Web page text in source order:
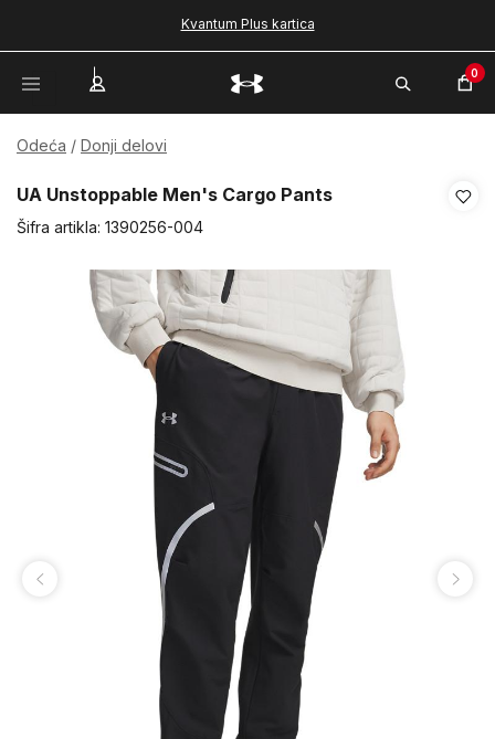
Kvantum Plus kartica
0
Odeća Donji delovi
UA Unstoppable Men's Cargo Pants
Šifra artikla: 1390256-004